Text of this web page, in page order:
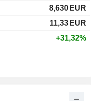
8,630 EUR
11,33 EUR
+31,32%